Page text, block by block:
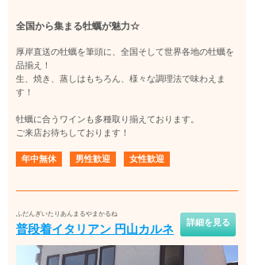
全国から集まる牡蠣が魅力☆
厚岸直送の牡蠣を筆頭に、全国そして世界各地の牡蠣を
品揃え！
生、焼き、蒸しはもちろん、様々な調理法で味わえま
す！
牡蠣に合うワインも多種取り揃えております。
ご来店お待ちしております！
年中無休 男性歓迎 女性歓迎
ふだんぎいたりあんまるやまかるね
普段着イタリアン 円山カルネ 詳細を見る